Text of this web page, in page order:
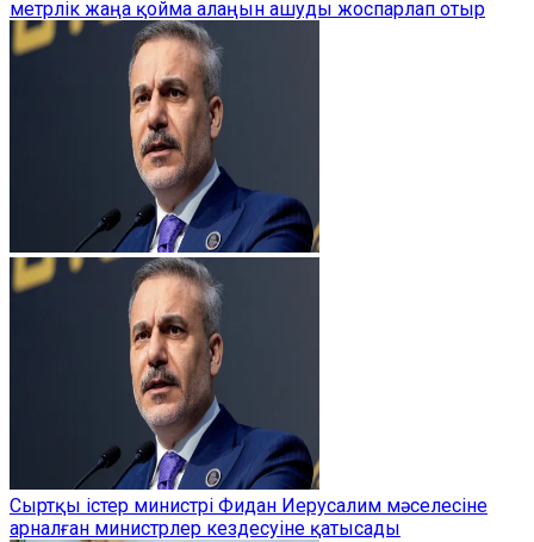
метрлік жаңа қойма алаңын ашуды жоспарлап отыр
Сыртқы істер министрі Фидан Иерусалим мәселесіне
арналған министрлер кездесуіне қатысады